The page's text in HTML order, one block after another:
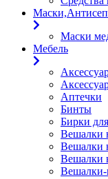
Маски
Мебель
Аптечки
Бинты
Бирки
Вешалки
Вешалки
Вешалки
Вешалки-